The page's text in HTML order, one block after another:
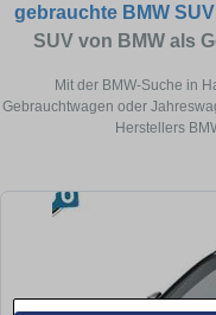
gebrauchte BMW
SUV von BMW als
Mit der BMW-Suche in
Gebrauchtwagen oder
Herstellers